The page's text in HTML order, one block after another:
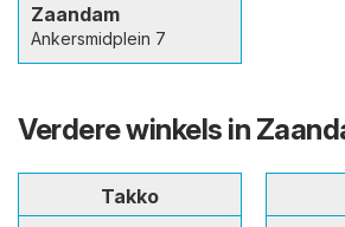
Zaandam
Ankersmidplein 7
Verdere winkels in
Takko